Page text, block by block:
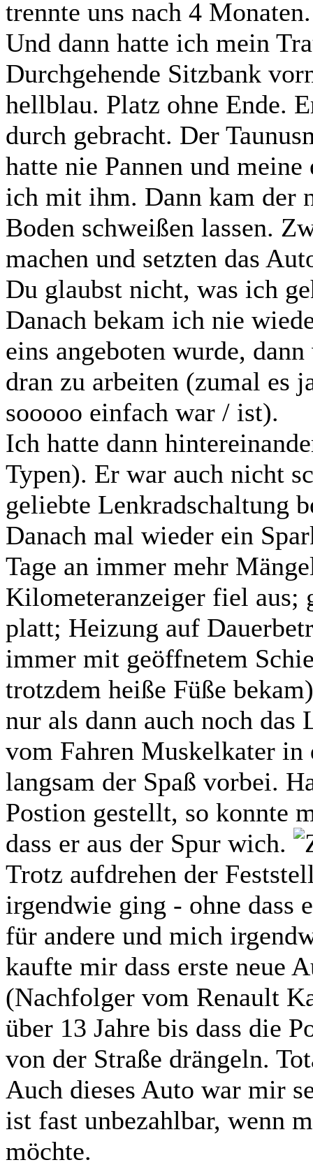
trennte uns nach 4 Monaten.
Und dann hatte ich mein
Durchgehende Sitzbank
hellblau. Platz ohne Ende.
durch gebracht. Der
hatte nie Pannen und
ich mit ihm. Dann kam der
Boden schweißen lassen.
machen und setzten das
Du glaubst nicht, was ich
Danach bekam ich nie
eins angeboten wurde,
dran zu arbeiten (zumal es
sooooo einfach war / ist).
Ich hatte dann
Typen). Er war auch nicht
geliebte Lenkradschaltung
Danach mal wieder ein
Tage an immer mehr
Kilometeranzeiger fiel aus;
platt; Heizung auf
immer mit geöffnetem
trotzdem heiße Füße
nur als dann auch noch
vom Fahren Muskelkater in
langsam der Spaß vorbei.
Postion gestellt, so konnte
dass er aus der Spur wich.
Trotz aufdrehen der
irgendwie ging - ohne dass
für andere und mich
kaufte mir dass erste neue
(Nachfolger vom Renault
über 13 Jahre bis dass die
von der Straße drängeln.
Auch dieses Auto war mir
ist fast unbezahlbar, wenn
möchte.